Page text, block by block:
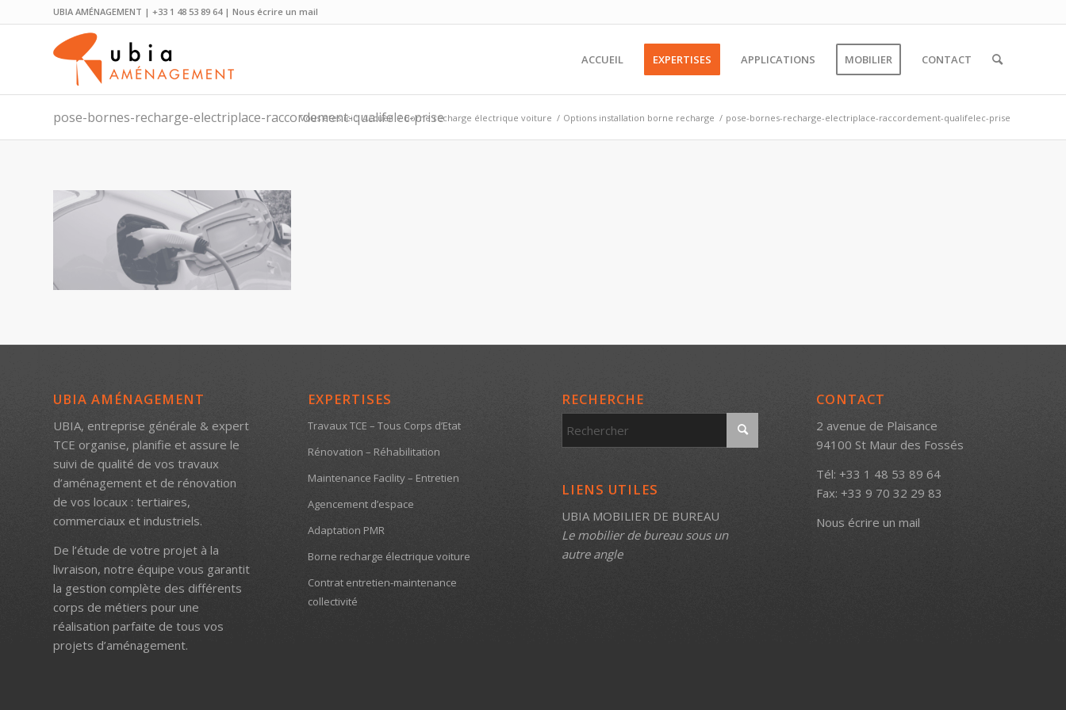
UBIA AMÉNAGEMENT | +33 1 48 53 89 64 | Nous écrire un mail
ACCUEIL EXPERTISES APPLICATIONS MOBILIER CONTACT
pose-bornes-recharge-electriplace-raccordement-qualifelec-prise
Vous êtes ici : Accueil / Borne recharge électrique voiture / Options installation borne recharge / pose-bornes-recharge-electriplace-raccordement-qualifelec-prise
UBIA AMÉNAGEMENT
UBIA, entreprise générale & expert
TCE organise, planifie et assure le
suivi de qualité de vos travaux
d’aménagement et de rénovation
de vos locaux : tertiaires,
commerciaux et industriels.
De l’étude de votre projet à la
livraison, notre équipe vous garantit
la gestion complète des différents
corps de métiers pour une
réalisation parfaite de tous vos
projets d’aménagement.
EXPERTISES
Travaux TCE – Tous Corps d’Etat
Rénovation – Réhabilitation
Maintenance Facility – Entretien
Agencement d’espace
Adaptation PMR
Borne recharge électrique voiture
Contrat entretien-maintenance
collectivité
RECHERCHE
LIENS UTILES
UBIA MOBILIER DE BUREAU
Le mobilier de bureau sous un
autre angle
CONTACT
2 avenue de Plaisance
94100 St Maur des Fossés
Tél: +33 1 48 53 89 64
Fax: +33 9 70 32 29 83
Nous écrire un mail